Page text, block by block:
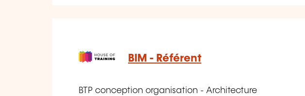
BIM - Référent
BTP conception organisation - Architecture